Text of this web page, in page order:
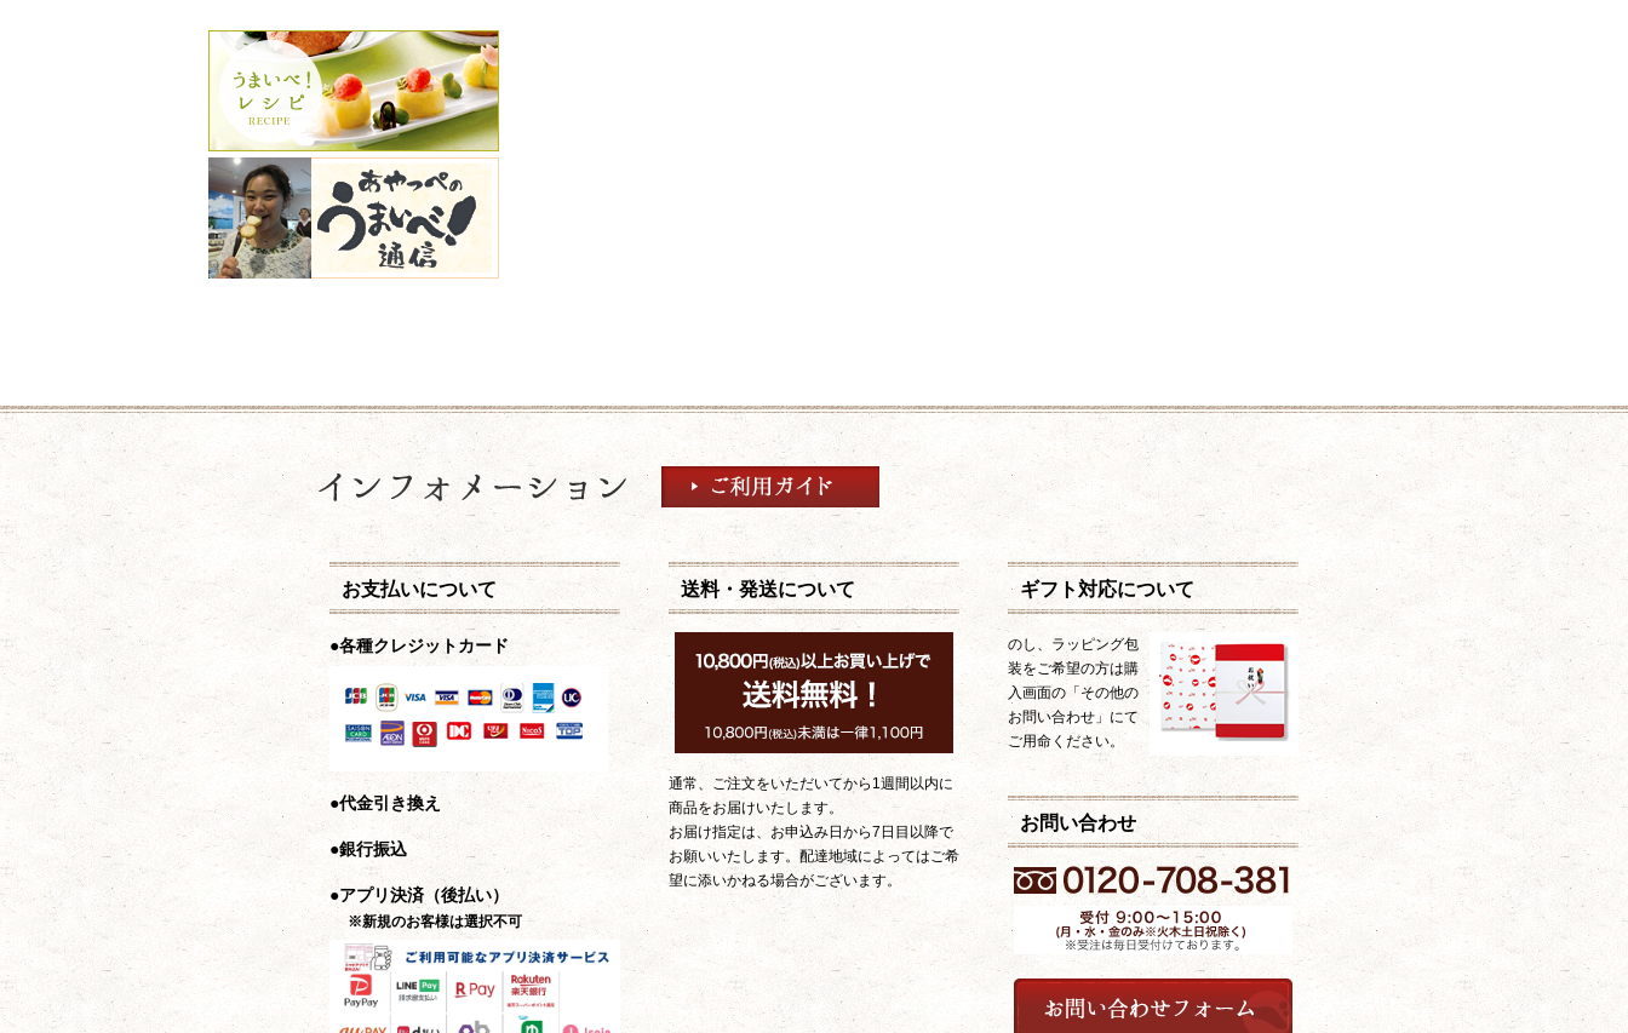
お支払いについて
●各種クレジットカード
●代金引き換え
●銀行振込
●アプリ決済（後払い）
※新規のお客様は選択不可
送料・発送について
通常、ご注文をいただいてから1週間以内に
商品をお届けいたします。
お届け指定は、お申込み日から7日目以降で
お願いいたします。配達地域によってはご希
望に添いかねる場合がございます。
ギフト対応について
のし、ラッピング包
装をご希望の方は購
入画面の「その他の
お問い合わせ」にて
ご用命ください。
お問い合わせ